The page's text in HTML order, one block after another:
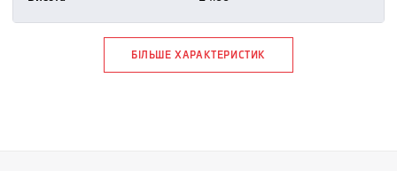
БІЛЬШЕ ХАРАКТЕРИСТИК